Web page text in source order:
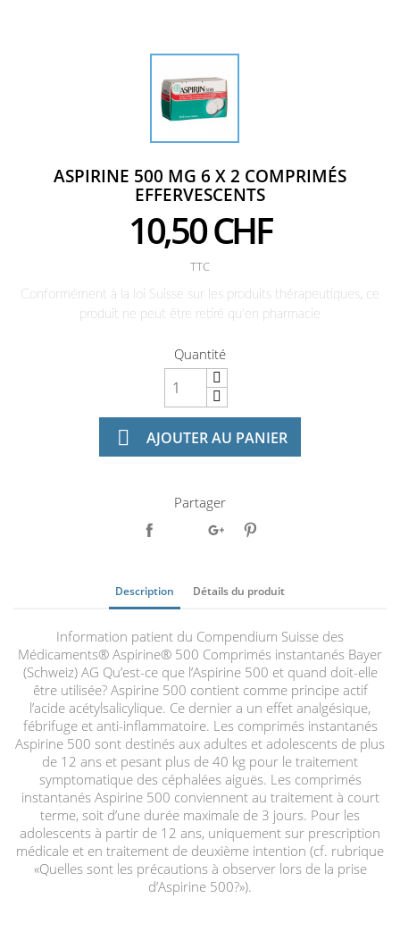
ASPIRINE 500 MG 6 X 2 COMPRIMÉS
EFFERVESCENTS
10,50 CHF
TTC
Conformément à la loi Suisse sur les produits thérapeutiques, ce
produit ne peut être retiré qu'en pharmacie
Quantité
 AJOUTER AU PANIER
Partager
Description Détails du produit
Information patient du Compendium Suisse des
Médicaments® Aspirine® 500 Comprimés instantanés Bayer
(Schweiz) AG Qu’est-ce que l’Aspirine 500 et quand doit-elle
être utilisée? Aspirine 500 contient comme principe actif
l’acide acétylsalicylique. Ce dernier a un effet analgésique,
fébrifuge et anti-inflammatoire. Les comprimés instantanés
Aspirine 500 sont destinés aux adultes et adolescents de plus
de 12 ans et pesant plus de 40 kg pour le traitement
symptomatique des céphalées aiguës. Les comprimés
instantanés Aspirine 500 conviennent au traitement à court
terme, soit d’une durée maximale de 3 jours. Pour les
adolescents à partir de 12 ans, uniquement sur prescription
médicale et en traitement de deuxième intention (cf. rubrique
«Quelles sont les précautions à observer lors de la prise
d’Aspirine 500?»).